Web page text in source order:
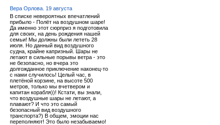
Вера Орлова. 19 августа
В списке невероятных впечатлений
прибыло - Полёт на воздушном шаре!
Да именно этот сюрприз я подготовила
для своих, на день рождения нашей
семьи! Мы должны были лететь 28
июля. Но данный вид воздушного
судна, крайне капризный. Шары не
летают в сильные порывы ветра - это
не безопасно, но вчера это
долгожданное приключение наконец-то
с нами случилось! Целый час, в
плетёной корзине, на высоте 500
метров, только мы вчетвером и
капитан корабля))! Кстати, вы знали,
что воздушные шары не летают, а
плавают? И что это самый
безопасный вид воздушного
транспорта?) В общем, эмоции нас
переполняют! Это было незабываемо!